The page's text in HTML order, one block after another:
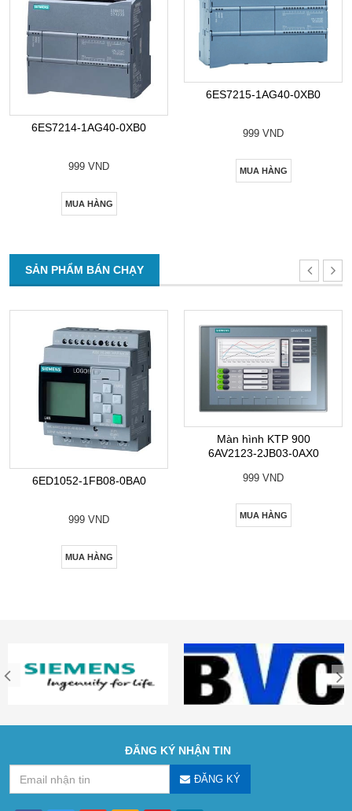
6ES7214-1AG40-0XB0
999 VND
MUA HÀNG
6ES7215-1AG40-0XB0
999 VND
MUA HÀNG
SẢN PHẨM BÁN CHẠY
6ED1052-1FB08-0BA0
999 VND
MUA HÀNG
Màn hình KTP 900
6AV2123-2JB03-0AX0
999 VND
MUA HÀNG
ĐĂNG KÝ NHẬN TIN
ĐĂNG KÝ